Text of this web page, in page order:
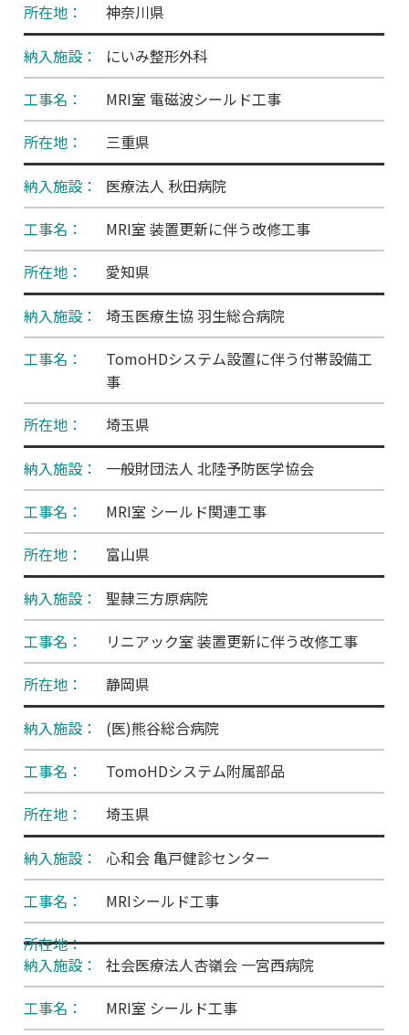
神奈川県
にいみ整形外科
MRI室 電磁波シールド工事
三重県
医療法人 秋田病院
MRI室 装置更新に伴う改修工事
愛知県
埼玉医療生協 羽生総合病院
TomoHDシステム設置に伴う付帯設備工
事
埼玉県
一般財団法人 北陸予防医学協会
MRI室 シールド関連工事
富山県
聖隷三方原病院
リニアック室 装置更新に伴う改修工事
静岡県
(医)熊谷総合病院
TomoHDシステム附属部品
埼玉県
心和会 亀戸健診センター
MRIシールド工事
社会医療法人杏嶺会 一宮西病院
MRI室 シールド工事